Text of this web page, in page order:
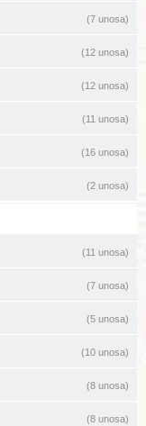
(7 unosa)
(12 unosa)
(12 unosa)
(11 unosa)
(16 unosa)
(2 unosa)
(11 unosa)
(7 unosa)
(5 unosa)
(10 unosa)
(8 unosa)
(8 unosa)